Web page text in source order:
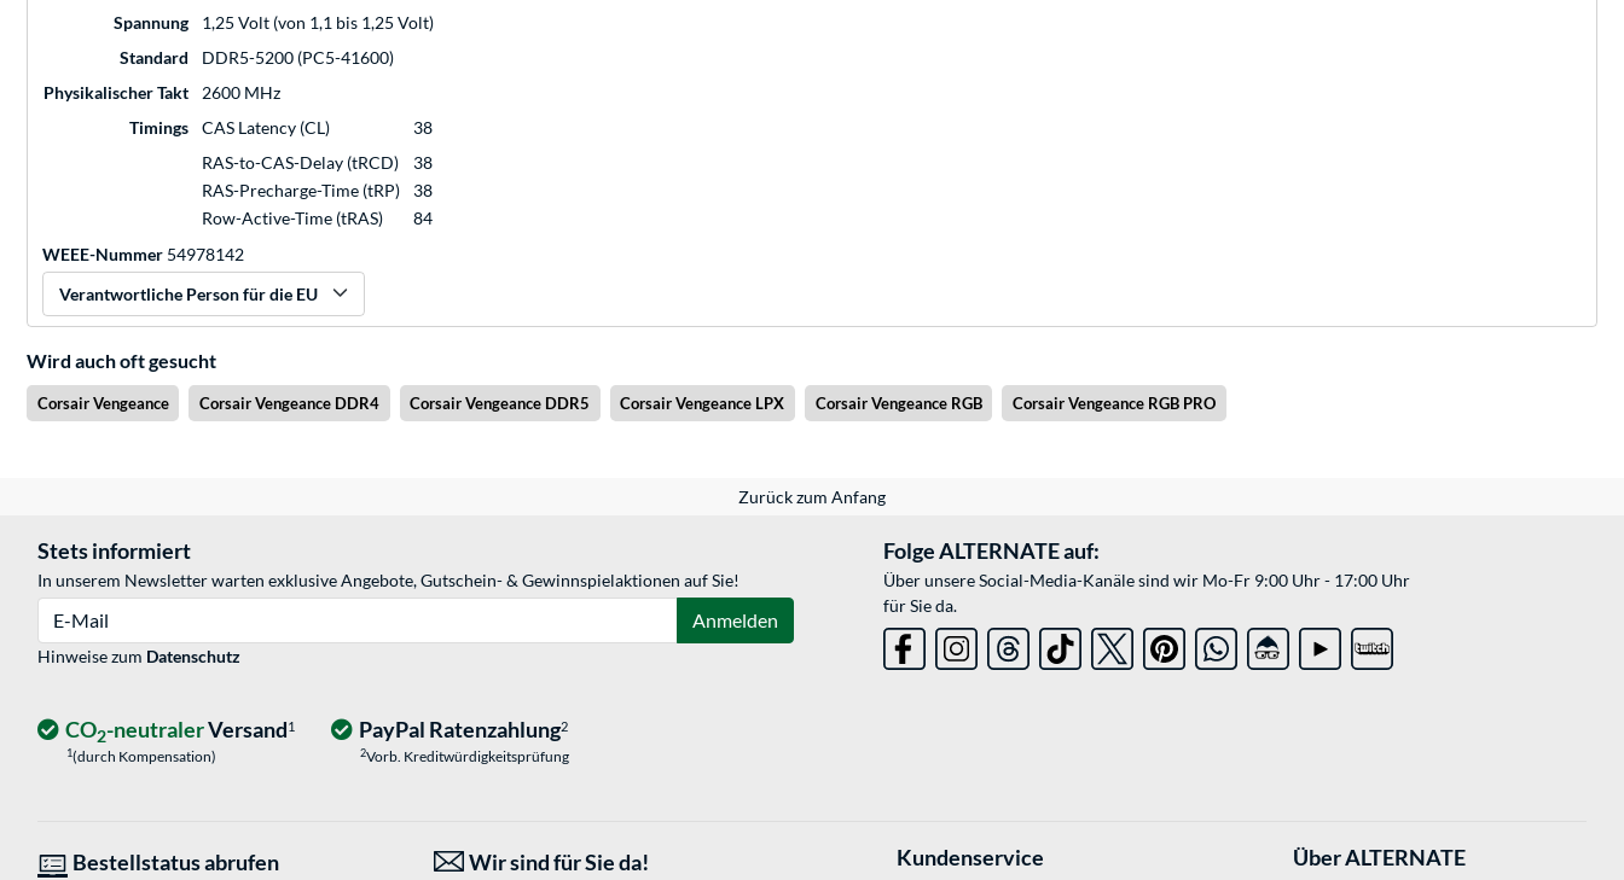
Spannung
1,25 Volt (von 1,1 bis 1,25 Volt)
Standard
DDR5-5200 (PC5-41600)
Physikalischer Takt
2600 MHz
Timings
CAS Latency (CL)
38
RAS-to-CAS-Delay (tRCD)
38
RAS-Precharge-Time (tRP)
38
Row-Active-Time (tRAS)
84
WEEE-Nummer 54978142
Verantwortliche Person für die EU
Wird auch oft gesucht
Corsair Vengeance Corsair Vengeance DDR4 Corsair Vengeance DDR5 Corsair Vengeance LPX Corsair Vengeance RGB Corsair Vengeance RGB PRO
Zurück zum Anfang
Stets informiert
In unserem Newsletter warten exklusive Angebote, Gutschein- & Gewinnspielaktionen auf Sie!
Anmelden
Hinweise zum Datenschutz
Folge ALTERNATE auf:
Über unsere Social-Media-Kanäle sind wir Mo-Fr 9:00 Uhr - 17:00 Uhr
für Sie da.
CO2-neutralerVersand1
1(durch Kompensation)
PayPal Ratenzahlung2
2Vorb. Kreditwürdigkeitsprüfung
Bestellstatus abrufen Wir sind für Sie da! Kundenservice Über ALTERNATE